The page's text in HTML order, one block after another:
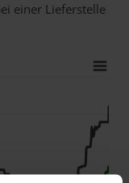
einer Lieferstelle